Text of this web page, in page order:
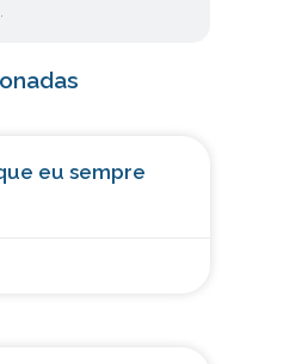
eu sempre